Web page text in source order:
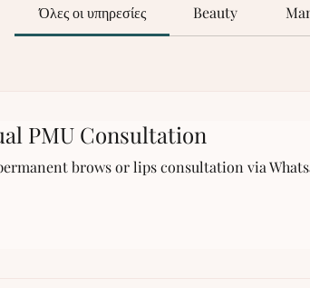
Όλες οι υπηρεσίες Beauty
PMU Consultation
brows or lips consultation via